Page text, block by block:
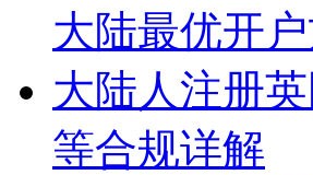
大陆最优开
大陆人注册
等合规详解